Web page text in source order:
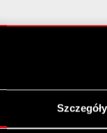
Szczegóły